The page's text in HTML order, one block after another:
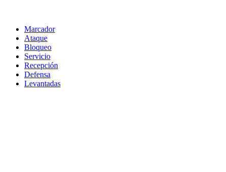
Marcador
Ataque
Bloqueo
Servicio
Recepción
Defensa
Levantadas